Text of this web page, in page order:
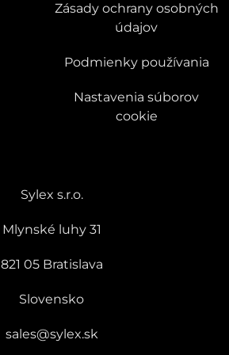
Zásady ochrany osobných
údajov
Podmienky používania
Nastavenia súborov
cookie
Sylex s.r.o.
Mlynské luhy 31
821 05 Bratislava
Slovensko
sales@sylex.sk